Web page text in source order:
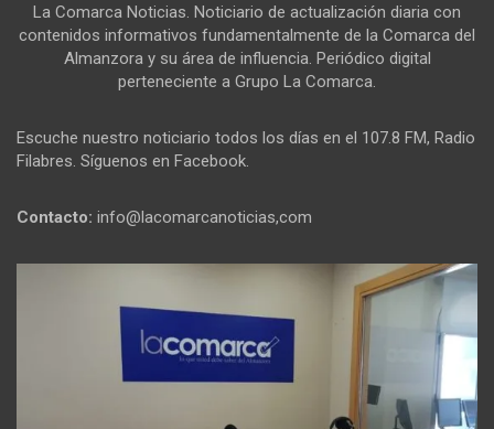
La Comarca Noticias. Noticiario de actualización diaria con
contenidos informativos fundamentalmente de la Comarca del
Almanzora y su área de influencia. Periódico digital
perteneciente a Grupo La Comarca.
Escuche nuestro noticiario todos los días en el 107.8 FM, Radio
Filabres. Síguenos en Facebook.
Contacto: info@lacomarcanoticias,com